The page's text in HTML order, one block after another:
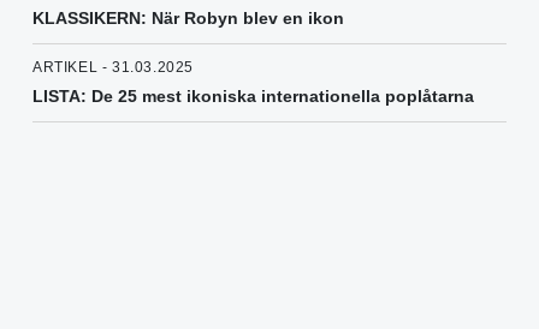
KLASSIKERN: När Robyn blev en ikon
ARTIKEL - 31.03.2025
LISTA: De 25 mest ikoniska internationella poplåtarna